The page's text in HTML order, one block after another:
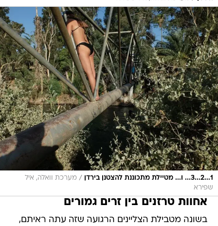
1...2...3... ו... מטיילת מתכוננת להצטנן בירדן / מערכת וואלה, איל
שפירא
אחוות טרזנים בין זרים גמורים
בשונה מטבילת הצליינים הרגועה שזה עתה ראיתם,